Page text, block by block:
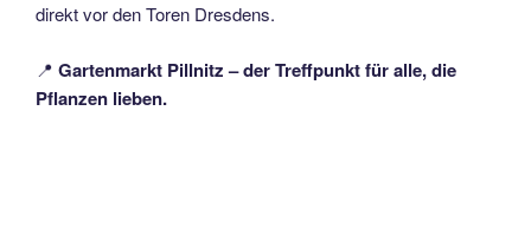
direkt vor den Toren Dresdens.
📍 Gartenmarkt Pillnitz – der Treffpunkt für alle, die
Pflanzen lieben.